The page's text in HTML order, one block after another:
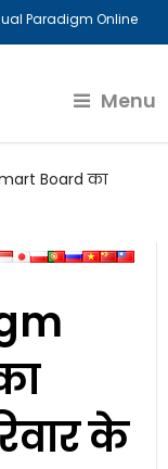
Paradigm Online
Menu
Board का
के